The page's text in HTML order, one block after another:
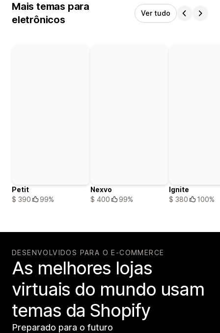
Mais temas para
eletrônicos
Ver tudo
Petit
$ 390
99%
Nexvo
$ 400
99%
Ignite
$ 380
100%
DESENVOLVIDOS PARA O E-COMMERCE
As melhores lojas
virtuais do mundo usam
temas da Shopify
Preparado para o futuro